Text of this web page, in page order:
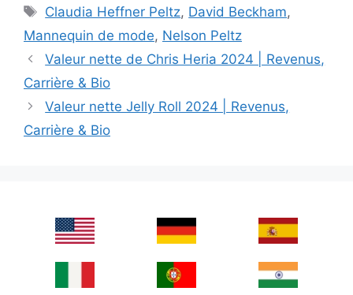
Tags
Claudia Heffner Peltz, David Beckham,
Mannequin de mode, Nelson Peltz
Valeur nette de Chris Heria 2024 | Revenus,
Carrière & Bio
Valeur nette Jelly Roll 2024 | Revenus,
Carrière & Bio